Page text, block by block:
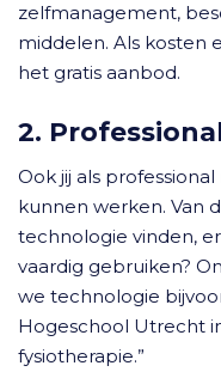
zelfmanagement,
middelen. Als kosten
het gratis aanbod.
2.
Ook jij als
kunnen werken. Van
technologie vinden,
vaardig gebruiken?
we technologie
Hogeschool Utrecht
fysiotherapie.”